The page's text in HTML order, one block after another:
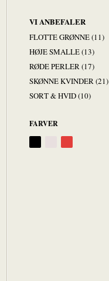
VI ANBEFALER
FLOTTE GRØNNE (11)
HØJE SMALLE (13)
RØDE PERLER (17)
SKØNNE KVINDER (21)
SORT & HVID (10)
FARVER